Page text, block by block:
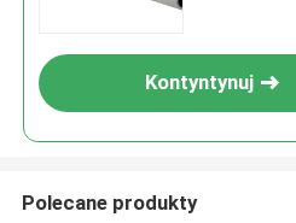
Kontyntynuj
Polecane produkty